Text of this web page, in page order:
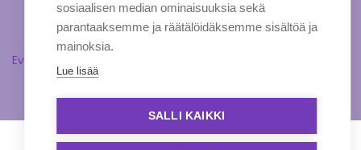
Evästeasetukset
sosiaalisen median ominaisuuksia sekä
parantaaksemme ja räätälöidäksemme sisältöä ja
mainoksia.
Lue lisää
SALLI KAIKKI